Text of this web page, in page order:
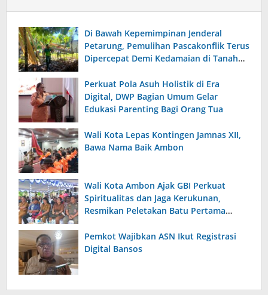
Di Bawah Kepemimpinan Jenderal
Petarung, Pemulihan Pascakonflik Terus
Dipercepat Demi Kedamaian di Tanah
Perkuat Pola Asuh Holistik di Era
Digital, DWP Bagian Umum Gelar
Edukasi Parenting Bagi Orang Tua
Wali Kota Lepas Kontingen Jamnas XII,
Bawa Nama Baik Ambon
Wali Kota Ambon Ajak GBI Perkuat
Spiritualitas dan Jaga Kerukunan,
Resmikan Peletakan Batu Pertama
Pemkot Wajibkan ASN Ikut Registrasi
Digital Bansos